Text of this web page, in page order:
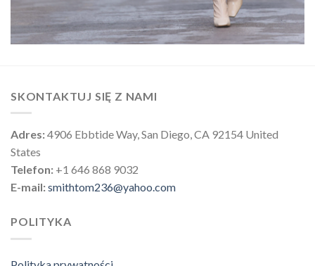
SKONTAKTUJ SIĘ Z NAMI
Adres:4906 Ebbtide Way, San Diego, CA 92154 United
States
Telefon: +1 646 868 9032
E-mail:smithtom236@yahoo.com
POLITYKA